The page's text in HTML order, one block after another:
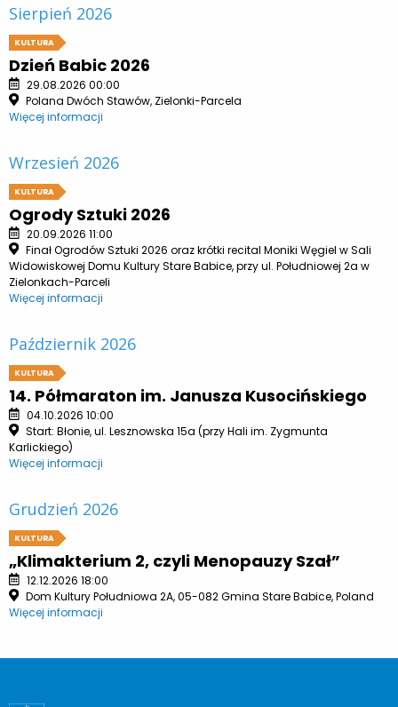
Sierpień 2026
KULTURA
Dzień Babic 2026
29.08.2026 00:00
Polana Dwóch Stawów, Zielonki-Parcela
Więcej informacji
Wrzesień 2026
KULTURA
Ogrody Sztuki 2026
20.09.2026 11:00
Finał Ogrodów Sztuki 2026 oraz krótki recital Moniki Węgiel w Sali
Widowiskowej Domu Kultury Stare Babice, przy ul. Południowej 2a w
Zielonkach-Parceli
Więcej informacji
Październik 2026
KULTURA
14. Półmaraton im. Janusza Kusocińskiego
04.10.2026 10:00
Start: Błonie, ul. Lesznowska 15a (przy Hali im. Zygmunta
Karlickiego)
Więcej informacji
Grudzień 2026
KULTURA
„Klimakterium 2, czyli Menopauzy Szał”
12.12.2026 18:00
Dom Kultury Południowa 2A, 05-082 Gmina Stare Babice, Poland
Więcej informacji